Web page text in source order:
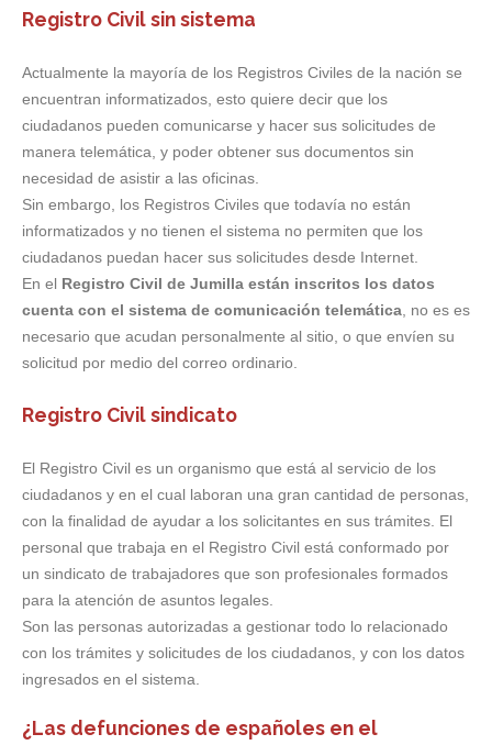
Registro Civil sin sistema
Actualmente la mayoría de los Registros Civiles de la nación se
encuentran informatizados, esto quiere decir que los
ciudadanos pueden comunicarse y hacer sus solicitudes de
manera telemática, y poder obtener sus documentos sin
necesidad de asistir a las oficinas.
Sin embargo, los Registros Civiles que todavía no están
informatizados y no tienen el sistema no permiten que los
ciudadanos puedan hacer sus solicitudes desde Internet.
En el Registro Civil de Jumilla están inscritos los datos
cuenta con el sistema de comunicación telemática, no es es
necesario que acudan personalmente al sitio, o que envíen su
solicitud por medio del correo ordinario.
Registro Civil sindicato
El Registro Civil es un organismo que está al servicio de los
ciudadanos y en el cual laboran una gran cantidad de personas,
con la finalidad de ayudar a los solicitantes en sus trámites. El
personal que trabaja en el Registro Civil está conformado por
un sindicato de trabajadores que son profesionales formados
para la atención de asuntos legales.
Son las personas autorizadas a gestionar todo lo relacionado
con los trámites y solicitudes de los ciudadanos, y con los datos
ingresados en el sistema.
¿Las defunciones de españoles en el